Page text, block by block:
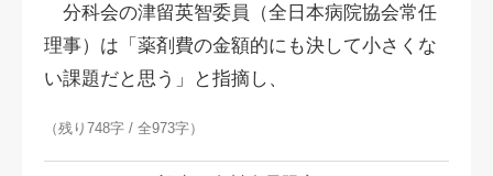
分科会の津留英智委員（全日本病院協会常任
理事）は「薬剤費の金額的にも決して小さくな
い課題だと思う」と指摘し、
（残り748字 / 全973字）